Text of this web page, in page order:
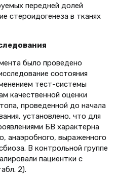
передней долей
стероидогенеза в тканях
было проведено
состояния
тест-системы
качественной оценки
проведенной до начала
установлено, что для
БВ характерна
анаэробного, выраженного
В контрольной группе
пациентки с
2).